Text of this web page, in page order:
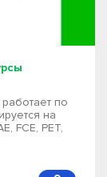
по
на
FCE, PET,